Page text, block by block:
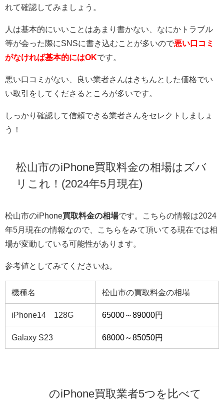
れて確認してみましょう。
人は基本的にいいことはあまり書かない、なにかトラブル
等が会った際にSNSに書き込むことが多いので悪い口コミ
がなければ基本的にはOKです。
悪い口コミがない、良い業者さんはきちんとした価格でい
い取引をしてくださるところが多いです。
しっかり確認して信頼できる業者さんをセレクトしましょ
う！
松山市のiPhone買取料金の相場はズバ
リこれ！(2024年5月現在)
松山市のiPhone買取料金の相場です。こちらの情報は2024
年5月現在の情報なので、こちらをみて頂いてる現在では相
場が変動している可能性があります。
参考値としてみてくださいね。
機種名 松山市の買取料金の相場
iPhone14 128G 65000～89000円
Galaxy S23 68000～85050円
松山市のiPhone買取業者5つを比べて